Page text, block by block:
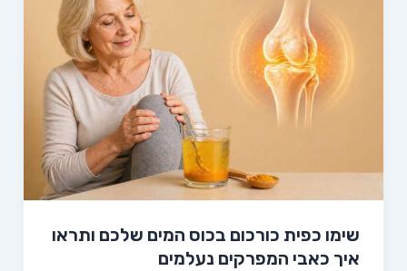
שימו כפית כורכום בכוס המים שלכם ותראו
איך כאבי המפרקים נעלמים